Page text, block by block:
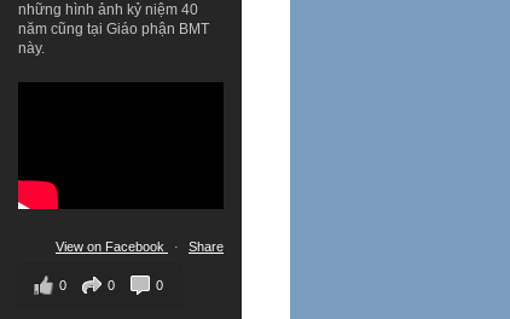
những hình ảnh kỷ niệm 40
năm cũng tại Giáo phận BMT
này.
View on Facebook · Share
0 0 0